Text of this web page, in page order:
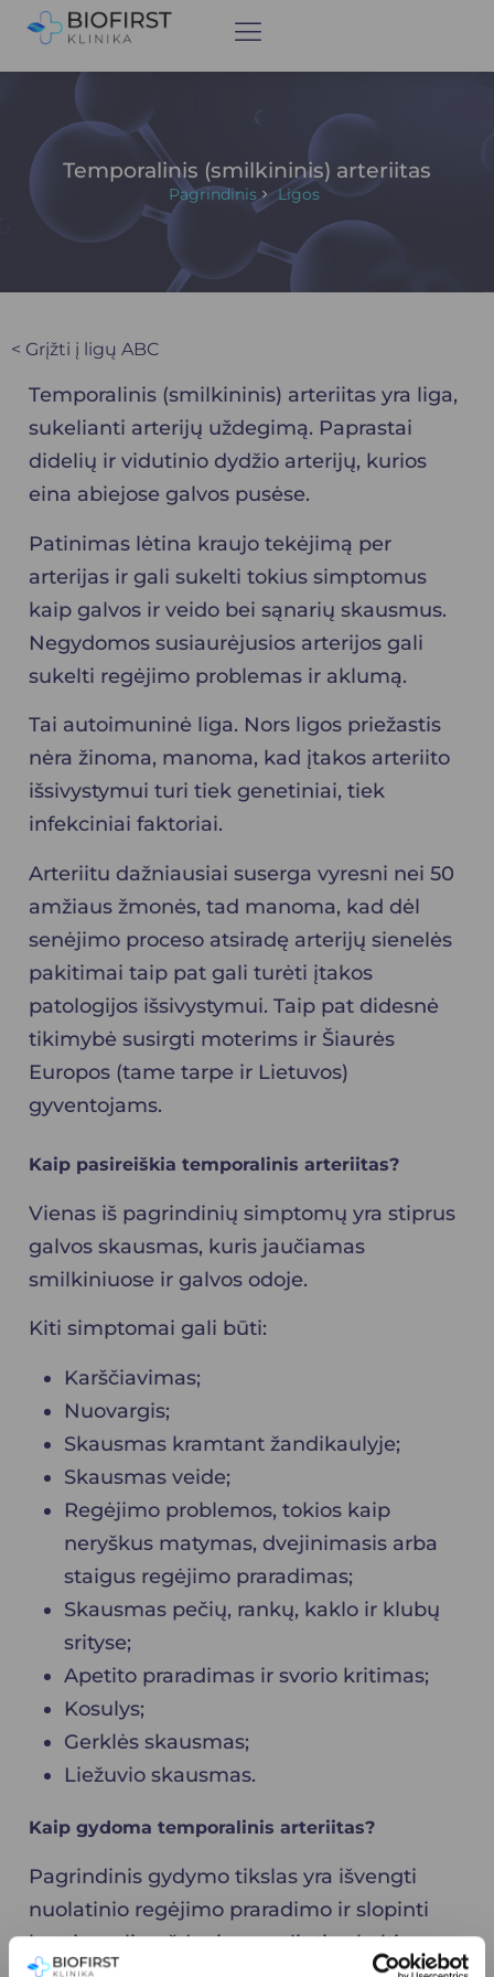
Temporalinis (smilkininis) arteriitas
Pagrindinis Ligos
< Grįžti į ligų ABC
Temporalinis (smilkininis) arteriitas yra liga,
sukelianti arterijų uždegimą. Paprastai
didelių ir vidutinio dydžio arterijų, kurios
eina abiejose galvos pusėse.
Patinimas lėtina kraujo tekėjimą per
arterijas ir gali sukelti tokius simptomus
kaip galvos ir veido bei sąnarių skausmus.
Negydomos susiaurėjusios arterijos gali
sukelti regėjimo problemas ir aklumą.
Tai autoimuninė liga. Nors ligos priežastis
nėra žinoma, manoma, kad įtakos arteriito
išsivystymui turi tiek genetiniai, tiek
infekciniai faktoriai.
Arteriitu dažniausiai suserga vyresni nei 50
amžiaus žmonės, tad manoma, kad dėl
senėjimo proceso atsiradę arterijų sienelės
pakitimai taip pat gali turėti įtakos
patologijos išsivystymui. Taip pat didesnė
tikimybė susirgti moterims ir Šiaurės
Europos (tame tarpe ir Lietuvos)
gyventojams.
Kaip pasireiškia temporalinis arteriitas?
Vienas iš pagrindinių simptomų yra stiprus
galvos skausmas, kuris jaučiamas
smilkiniuose ir galvos odoje.
Kiti simptomai gali būti:
Karščiavimas;
Nuovargis;
Skausmas kramtant žandikaulyje;
Skausmas veide;
Regėjimo problemos, tokios kaip
neryškus matymas, dvejinimasis arba
staigus regėjimo praradimas;
Skausmas pečių, rankų, kaklo ir klubų
srityse;
Apetito praradimas ir svorio kritimas;
Kosulys;
Gerklės skausmas;
Liežuvio skausmas.
Kaip gydoma temporalinis arteriitas?
Pagrindinis gydymo tikslas yra išvengti
nuolatinio regėjimo praradimo ir slopinti
kraujagyslių uždegimą, galintį sukelti